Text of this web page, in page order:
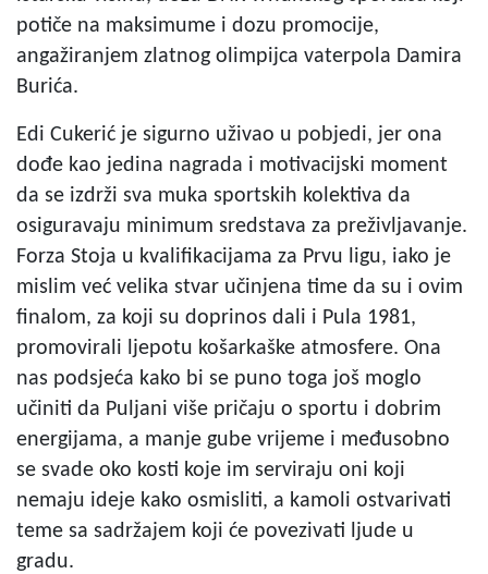
potiče na maksimume i dozu promocije,
angažiranjem zlatnog olimpijca vaterpola Damira
Burića.
Edi Cukerić je sigurno uživao u pobjedi, jer ona
dođe kao jedina nagrada i motivacijski moment
da se izdrži sva muka sportskih kolektiva da
osiguravaju minimum sredstava za preživljavanje.
Forza Stoja u kvalifikacijama za Prvu ligu, iako je
mislim već velika stvar učinjena time da su i ovim
finalom, za koji su doprinos dali i Pula 1981,
promovirali ljepotu košarkaške atmosfere. Ona
nas podsjeća kako bi se puno toga još moglo
učiniti da Puljani više pričaju o sportu i dobrim
energijama, a manje gube vrijeme i međusobno
se svade oko kosti koje im serviraju oni koji
nemaju ideje kako osmisliti, a kamoli ostvarivati
teme sa sadržajem koji će povezivati ljude u
gradu.